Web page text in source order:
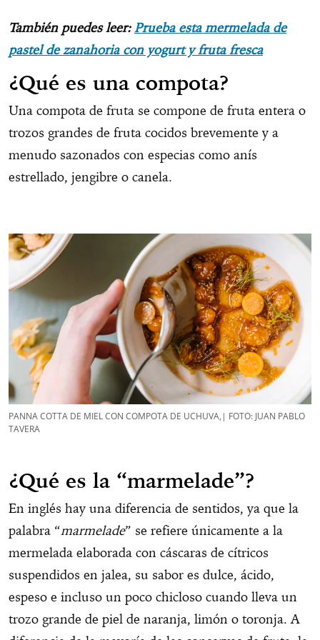
También puedes leer:Prueba esta mermelada de
pastel de zanahoria con yogurt y fruta fresca
¿Qué es una compota?
Una compota de fruta se compone de fruta entera o
trozos grandes de fruta cocidos brevemente y a
menudo sazonados con especias como anís
estrellado, jengibre o canela.
PANNA COTTA DE MIEL CON COMPOTA DE UCHUVA,| FOTO: JUAN PABLO
TAVERA
¿Qué es la “marmelade”?
En inglés hay una diferencia de sentidos, ya que la
palabra “marmelade” se refiere únicamente a la
mermelada elaborada con cáscaras de cítricos
suspendidos en jalea, su sabor es dulce, ácido,
espeso e incluso un poco chicloso cuando lleva un
trozo grande de piel de naranja, limón o toronja. A